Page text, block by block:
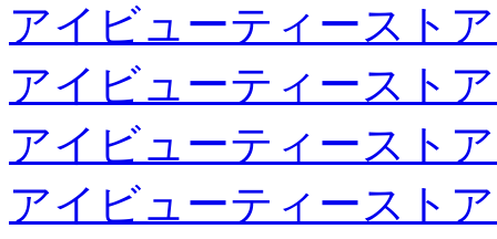
アイビューティースト
アイビューティースト
アイビューティースト
アイビューティースト